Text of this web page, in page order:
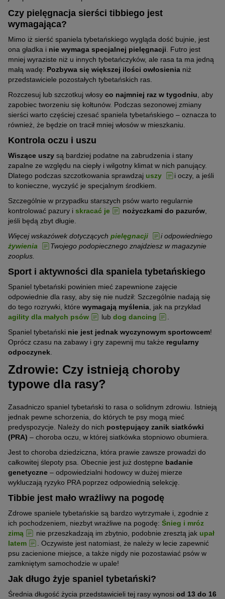
Czy pielęgnacja sierści tibbiego jest
wymagająca?
Mimo iż sierść spaniela tybetańskiego wygląda dość bujnie, jest
ona gładka i nie wymaga specjalnej pielęgnacji . Futro jest
mniej wyraziste niż u innych tybetańczyków, ale rasa ta ma jedną
małą wadę: Pozbywa się większej ilości owłosienia niż
przedstawiciele pozostałych tybetańskich ras.
Rozczesuj lub szczotkuj włosy co najmniej raz w tygodniu , aby
zapobiec tworzeniu się kołtunów. Podczas sezonowej zmiany
sierści warto częściej czesać spaniela tybetańskiego – oznacza to
również, że będzie on tracił mniej włosów w mieszkaniu.
Kontrola oczu i uszu
Wiszące uszy są bardziej podatne na zabrudzenia i stany
zapalne ze względu na ciepły i wilgotny klimat w nich panujący.
Dlatego podczas szczotkowania sprawdzaj uszy
i oczy, a jeśli
to konieczne, wyczyść je specjalnym środkiem.
Szczególnie w przypadku starszych psów warto regularnie
kontrolować pazury i skracać je nożyczkami do pazurów
jeśli będą zbyt długie.
Więcej wskazówek dotyczących pielęgnacji
i odpowiedniego
żywienia
Twojego podopiecznego znajdziesz w magazynie
zooplus.
Sport i aktywności dla spaniela tybetańskiego
Spaniel tybetański powinien mieć zapewnione zajęcie
odpowiednie dla rasy, aby się nie nudził: Szczególnie nadają się
do tego rozrywki, które wymagają myślenia , jak na przykład
agility dla małych psów
lub dog dancing
Spaniel tybetański nie jest jednak wyczynowym sportowcem!
Oprócz czasu na zabawy i gry zapewnij mu także regularny
odpoczynek
Zdrowie: Czy istnieją choroby
typowe dla rasy?
Zasadniczo spaniel tybetański to rasa o solidnym zdrowiu. Istnieją
jednak pewne schorzenia, do których te psy mogą mieć
predyspozycje. Należy do nich postępujący zanik siatkówki
(PRA) – choroba oczu, w której siatkówka stopniowo obumiera.
Jest to choroba dziedziczna, która prawie zawsze prowadzi do
całkowitej ślepoty psa. Obecnie jest już dostępne badanie
genetyczne – odpowiedzialni hodowcy w dużej mierze
wykluczają ryzyko PRA poprzez odpowiednią selekcję.
Tibbie jest mało wrażliwy na pogodę
Zdrowe spaniele tybetańskie są bardzo wytrzymałe i, zgodnie z
ich pochodzeniem, niezbyt wrażliwe na pogodę: Śnieg i mróz
zimą
nie przeszkadzają im zbytnio, podobnie zresztą jak upał
latem
. Oczywiste jest natomiast, że należy w lecie zapewnić
psu zacienione miejsce, a także nigdy nie pozostawiać psów w
zamkniętym samochodzie w upale!
Jak długo żyje spaniel tybetański?
Średnia długość życia przedstawicieli tej rasy wynosi od 13 do 16